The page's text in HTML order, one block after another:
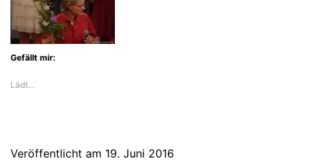
Gefällt mir:
Lädt…
Veröffentlicht am 19. Juni 2016